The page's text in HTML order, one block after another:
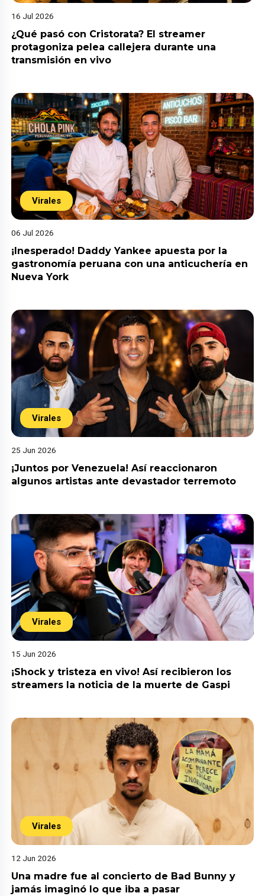
16 Jul 2026
¿Qué pasó con Cristorata? El streamer
protagoniza pelea callejera durante una
transmisión en vivo
Virales
06 Jul 2026
¡Inesperado! Daddy Yankee apuesta por la
gastronomía peruana con una anticuchería en
Nueva York
Virales
25 Jun 2026
¡Juntos por Venezuela! Así reaccionaron
algunos artistas ante devastador terremoto
Virales
15 Jun 2026
¡Shock y tristeza en vivo! Así recibieron los
streamers la noticia de la muerte de Gaspi
Virales
12 Jun 2026
Una madre fue al concierto de Bad Bunny y
jamás imaginó lo que iba a pasar